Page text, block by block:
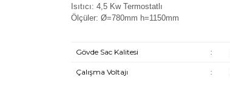
Isıtıcı: 4,5 Kw Termostatlı
Ölçüler: Ø=780mm h=1150mm
Gövde Sac Kalitesi :
Çalışma Voltajı :